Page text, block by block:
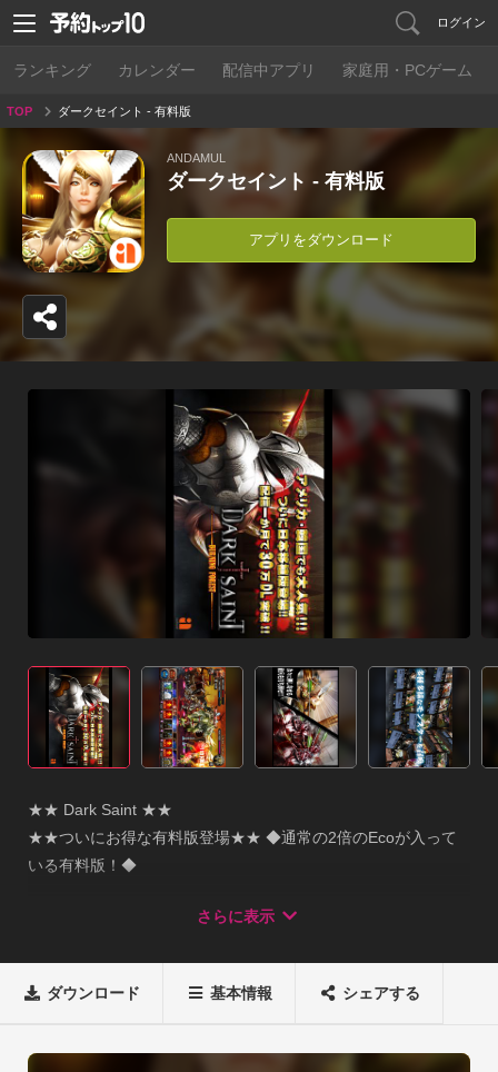
ログイン
ランキング カレンダー 配信中アプリ 家庭用・PCゲーム
TOP ダークセイント - 有料版
ANDAMUL
ダークセイント - 有料版
アプリをダウンロード
★★ Dark Saint ★★
★★ついにお得な有料版登場★★ ◆通常の2倍のEcoが入って
いる有料版！◆
http://www.facebook.com/AndamulGames
巨人族、ドワーフ族、エルフ族、精霊族を巧みに操り相手の城
★一日一回つぶやくと有料コインがゲットできる！
さらに表示
ダウンロード 基本情報 シェアする